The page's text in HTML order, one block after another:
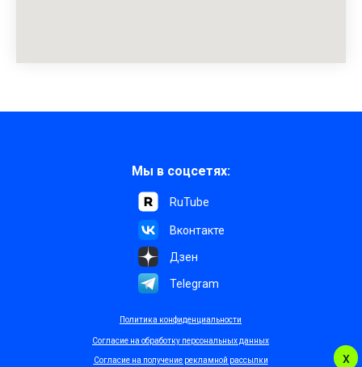
х
RuTube
Вконтакте
Мы в соцсетях:
Дзен
Telegram
Согласие на получение рекламной рассылки
Согласие на обработку персональных данных
Политика конфиденциальности